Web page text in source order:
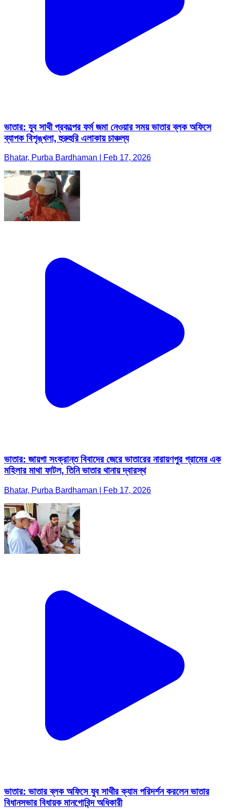
ভাতার: যুব সাথী প্রকল্পের ফর্ম জমা নেওয়ার সময় ভাতার ব্লক অফিসে
ব্যাপক বিশৃঙ্খলা, হুরুহুরি এলাকায় চাঞ্চল্য
Bhatar, Purba Bardhaman | Feb 17, 2026
ভাতার: জায়গা সংক্রান্ত বিবাদের জেরে ভাতারের নারায়ণপুর গ্রামের এক
মহিলার মাথা ফাটল, তিনি ভাতার থানায় দ্বারস্থ
Bhatar, Purba Bardhaman | Feb 17, 2026
ভাতার: ভাতার ব্লক অফিসে যুব সাথীর ক্যাম পরিদর্শন করলেন ভাতার
বিধানসভার বিধায়ক মানগোবিন্দ অধিকারী